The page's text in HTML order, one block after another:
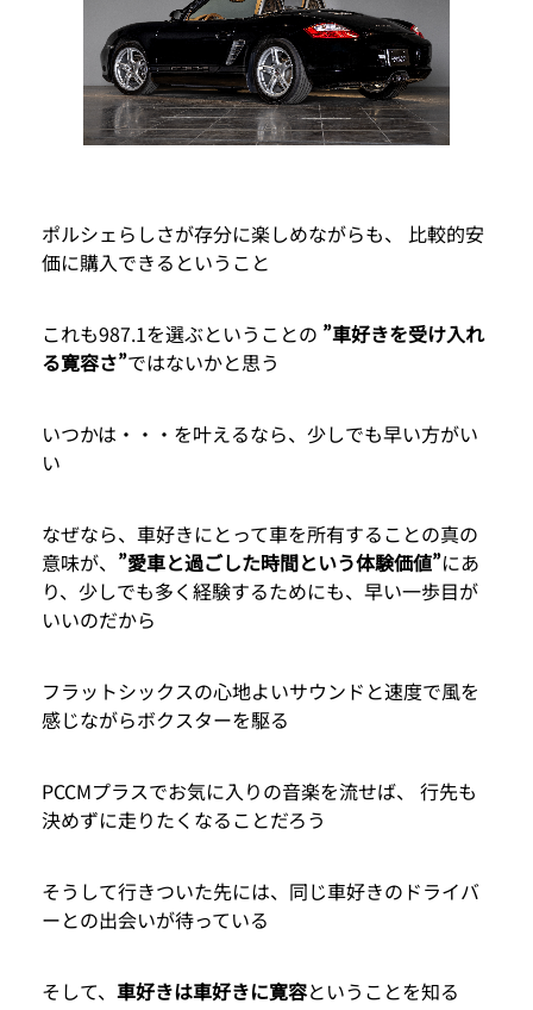
ポルシェらしさが存分に楽しめながらも、 比較的安
価に購入できるということ
これも987.1を選ぶということの ”車好きを受け入れ
る寛容さ”ではないかと思う
いつかは・・・を叶えるなら、少しでも早い方がい
い
なぜなら、車好きにとって車を所有することの真の
意味が、 ”愛車と過ごした時間という体験価値”にあ
り、少しでも多く経験するためにも、早い一歩目が
いいのだから
フラットシックスの心地よいサウンドと速度で風を
感じながらボクスターを駆る
PCCMプラスでお気に入りの音楽を流せば、 行先も
決めずに走りたくなることだろう
そうして行きついた先には、同じ車好きのドライバ
ーとの出会いが待っている
そして、 車好きは車好きに寛容ということを知る